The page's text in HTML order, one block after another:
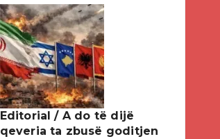
Editorial / A do të dijë
qeveria ta zbusë goditjen